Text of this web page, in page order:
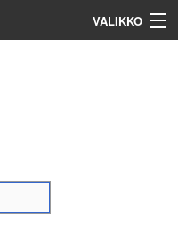
VALIKKO